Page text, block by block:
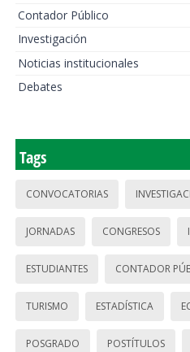
Contador Público
Investigación
Noticias institucionales
Debates
Tags
CONVOCATORIAS
JORNADAS CONGRESOS
ESTUDIANTES CONTADOR
TURISMO ESTADÍSTICA
POSGRADO POSTÍTULOS